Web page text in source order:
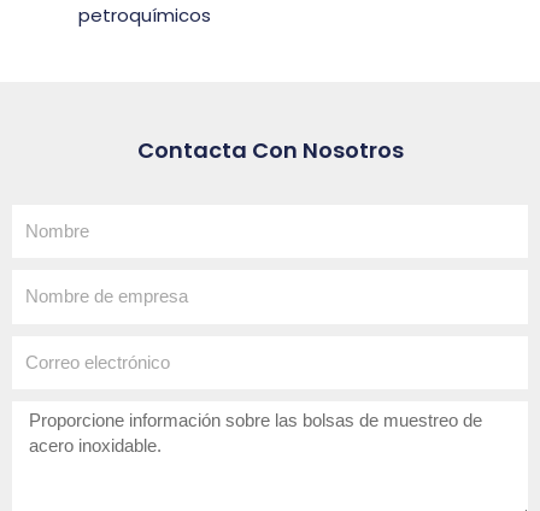
petroquímicos
Contacta Con Nosotros
¿Cómo
podemos